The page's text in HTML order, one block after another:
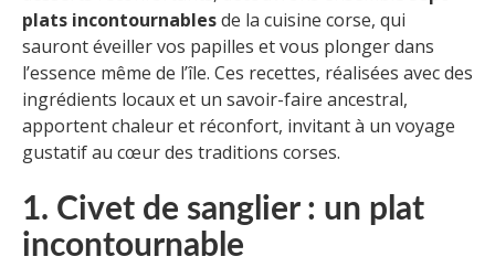
plats incontournablesde la cuisine corse, qui
sauront éveiller vos papilles et vous plonger dans
l’essence même de l’île. Ces recettes, réalisées avec des
ingrédients locaux et un savoir-faire ancestral,
apportent chaleur et réconfort, invitant à un voyage
gustatif au cœur des traditions corses.
1. Civet de sanglier : un plat
incontournable